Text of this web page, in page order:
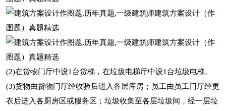
(2)在货物门厅中设1台货梯，在垃圾电梯厅中设1台垃圾电梯。
(3)货物由货物门厅经收验后进入各层库房；员工由员工门厅经更
衣后进入各厨房区或服务区；垃圾收集至各层垃圾间，经一层垃